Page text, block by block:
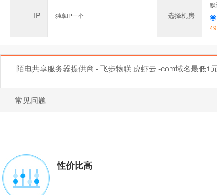
IP 独享IP一个 选择机房
默
陌电共享服务器提供商 - 飞步物联 虎虾云 -com域名最低
常见问题
性价比高